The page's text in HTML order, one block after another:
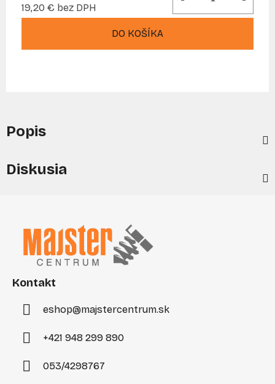
19,20 € bez DPH
DO KOŠÍKA
Popis
Diskusia
Kontakt
eshop@majstercentrum.sk
+421 948 299 890
053/4298767